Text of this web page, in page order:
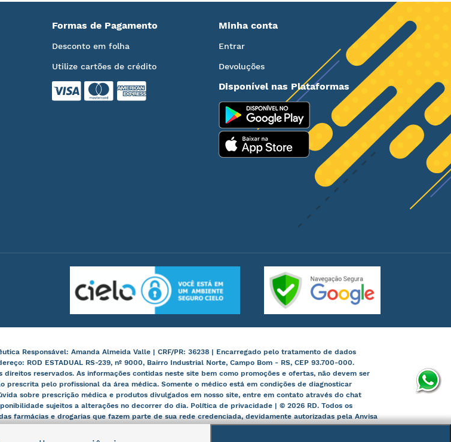
Formas de Pagamento
Desconto em folha
Utilize cartões de crédito
Minha conta
Entrar
Devoluções
Disponível nas Plataformas
Responsável: Amanda Almeida Valle | CRF/PR: 36238 | Encarregado pelo tratamento de dados
ROD ESTADUAL RS-239, nº 9000, Bairro Industrial Norte, Campo Bom - RS, CEP 93.700-000.
reservados. As informações contidas neste site bem como promoções e ofertas, não devem ser
prescrita pelo profissional da área médica. Somente o médico está em condições de diagnosticar
sobre prescrição médica e produtos divulgados em nosso site, entre em contato através do chat
sujeitos a alterações no decorrer do dia. Política de privacidade | © 2026 RD. Todos os
farmácias e drogarias que fazem parte de sua rede credenciada, devidamente autorizadas pela Anvisa